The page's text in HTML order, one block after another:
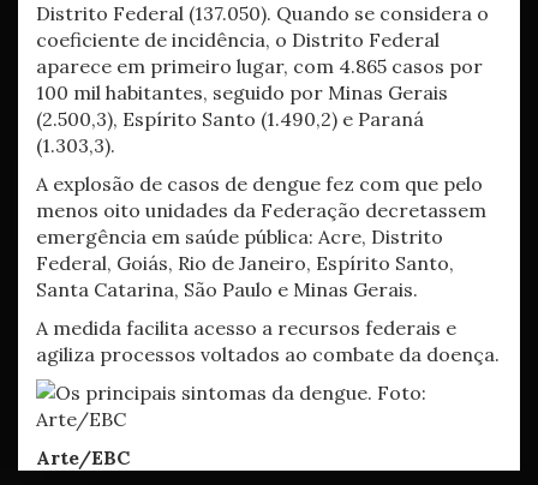
Distrito Federal (137.050). Quando se considera o
coeficiente de incidência, o Distrito Federal
aparece em primeiro lugar, com 4.865 casos por
100 mil habitantes, seguido por Minas Gerais
(2.500,3), Espírito Santo (1.490,2) e Paraná
(1.303,3).
A explosão de casos de dengue fez com que pelo
menos oito unidades da Federação decretassem
emergência em saúde pública: Acre, Distrito
Federal, Goiás, Rio de Janeiro, Espírito Santo,
Santa Catarina, São Paulo e Minas Gerais.
A medida facilita acesso a recursos federais e
agiliza processos voltados ao combate da doença.
Arte/EBC